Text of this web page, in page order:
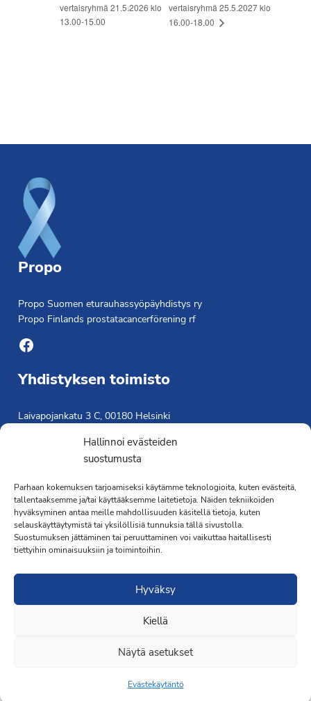
Hallinnoi evästeiden
suostumusta
Parhaan kokemuksen tarjoamiseksi käytämme teknologioita, kuten evästeitä,
tallentaaksemme ja/tai käyttääksemme laitetietoja. Näiden tekniikoiden
hyväksyminen antaa meille mahdollisuuden käsitellä tietoja, kuten
selauskäyttäytymistä tai yksilöllisiä tunnuksia tällä sivustolla.
Suostumuksen jättäminen tai peruuttaminen voi vaikuttaa haitallisesti
tiettyihin ominaisuuksiin ja toimintoihin.
Hyväksy
Kiellä
Näytä asetukset
Evästekäytäntö
vertaisryhmä 21.5.2026 klo
13.00-15.00
vertaisryhmä 25.5.2027 klo
16.00-18.00
Propo
Propo Suomen eturauhassyöpäyhdistys ry
Propo Finlands prostatacancerförening rf
Liity jäseneksi
Facebook
Yhdistyksen toimisto
Laivapojankatu 3 C, 00180 Helsinki
Saavutettavuusseloste »
Toiminnanjohtaja
Kimmo Järvinen
Terveydenhoitaja
041 501 4176
·Toteutus ja ylläpitoMMD Networks